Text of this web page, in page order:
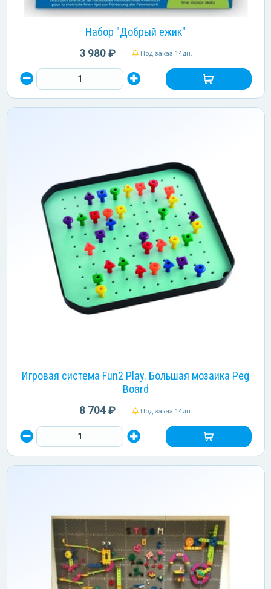
Набор "Добрый ежик"
3 980 ₽ Под заказ 14дн.
Игровая система Fun2 Play. Большая мозаика Peg
Board
8 704 ₽ Под заказ 14дн.